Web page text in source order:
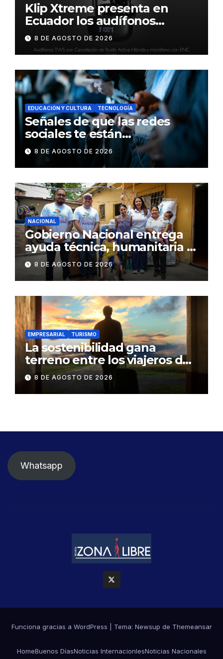
Klip Xtreme presenta en
Ecuador los audífonos
DynaBuds con sonido
inteligente y control táctil
8 DE AGOSTO DE 2026
EDUCACIÓN Y CULTURA TECNOLOGÍA
Señales de que las redes
sociales te están
consumiendo
8 DE AGOSTO DE 2026
NACIONAL
Gobierno Nacional entrega
ayuda técnica, humanitaria y
Bono Joaquín Gallegos Lara a
familia en situación de
vulnerabilidad
8 DE AGOSTO DE 2026
EMPRESARIAL TURISMO
La sostenibilidad gana
terreno entre los viajeros de
negocios
8 DE AGOSTO DE 2026
Whatsapp
Funciona gracias a WordPress Tema: Newsup de Themeansar
HomeBuenos DíasNoticias InternacionlesNoticias Nacionales